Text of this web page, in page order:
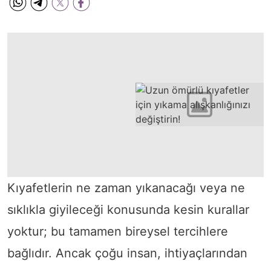
Kıyafetlerin ne zaman yıkanacağı veya ne
sıklıkla giyileceği konusunda kesin kurallar
yoktur; bu tamamen bireysel tercihlere
bağlıdır. Ancak çoğu insan, ihtiyaçlarından